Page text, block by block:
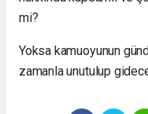
mi?
Yoksa kamuoyunun
zamanla unutulup